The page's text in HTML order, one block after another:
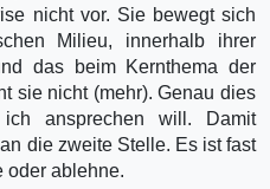
nicht vor. Sie bewegt sich
Milieu, innerhalb ihrer
das beim Kernthema der
sie nicht (mehr). Genau dies
ansprechen will. Damit
die zweite Stelle. Es ist fast
oder ablehne.